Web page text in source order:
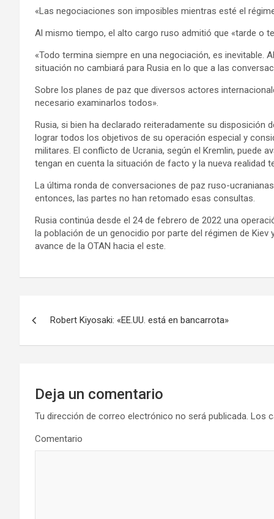
«Las negociaciones son imposibles mientras esté el
Al mismo tiempo, el alto cargo ruso admitió que «tarde o
«Todo termina siempre en una negociación, es inevitable.
situación no cambiará para Rusia en lo que a las
Sobre los planes de paz que diversos actores
necesario examinarlos todos».
Rusia, si bien ha declarado reiteradamente su disposición
lograr todos los objetivos de su operación especial y
militares. El conflicto de Ucrania, según el Kremlin, puede
tengan en cuenta la situación de facto y la nueva realidad
La última ronda de conversaciones de paz ruso-
entonces, las partes no han retomado esas consultas.
Rusia continúa desde el 24 de febrero de 2022 una
la población de un genocidio por parte del régimen de
avance de la OTAN hacia el este.
Robert Kiyosaki: «EE.UU. está en bancarrota»
Deja un comentario
Tu dirección de correo electrónico no será publicada. Los
Comentario